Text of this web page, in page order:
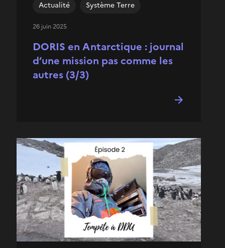
DORIS en Antarctique : journal
d’une mission pas comme les
autres (3/3)
Actualité Système Terre
26 juin 2025